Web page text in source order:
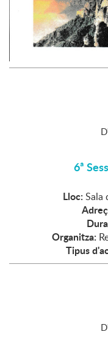
D'
6ª
Lloc: Sala
Organitza:
Tipus
D'